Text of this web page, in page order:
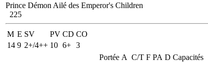
Prince Démon Ailé des Emperor's Children
225
M E SV PV CD CO
14 9 2+/4++ 10 6+ 3
Portée A C/T F PA D Capacités